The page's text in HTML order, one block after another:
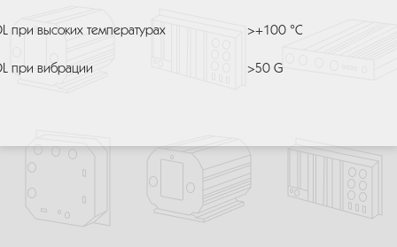
при высоких температурах >+100 °C
при вибрации >50 G